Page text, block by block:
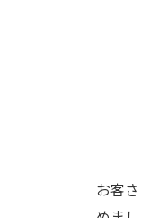
お客